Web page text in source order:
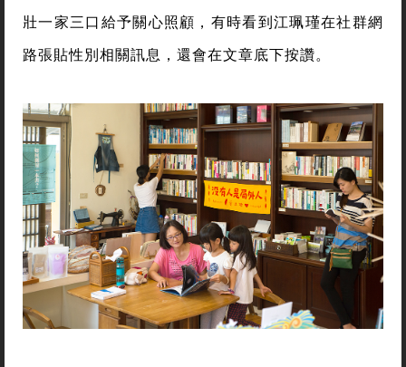
壯一家三口給予關心照顧，有時看到江珮瑾在社群網
路張貼性別相關訊息，還會在文章底下按讚。